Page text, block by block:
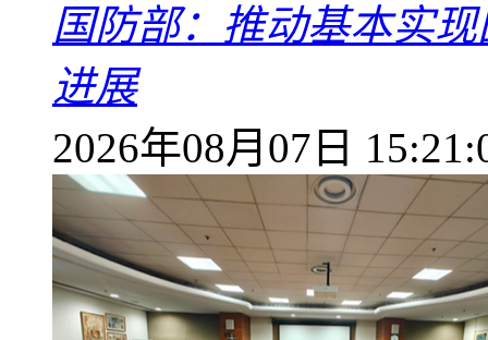
国防部：推动基本实
进展
2026年08月07日